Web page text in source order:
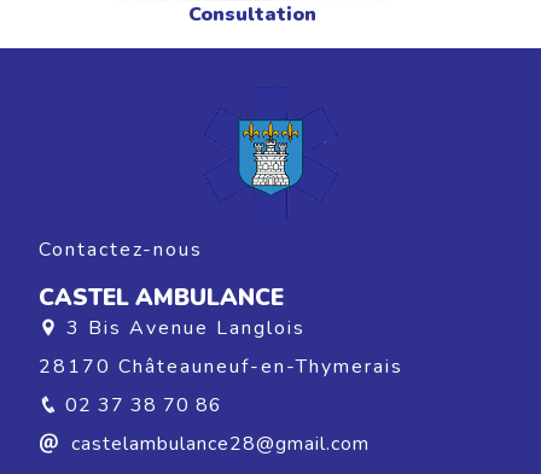
Consultation
Contactez-nous
CASTEL AMBULANCE
3 Bis Avenue Langlois
28170 Châteauneuf-en-Thymerais
02 37 38 70 86
castelambulance28@gmail.com